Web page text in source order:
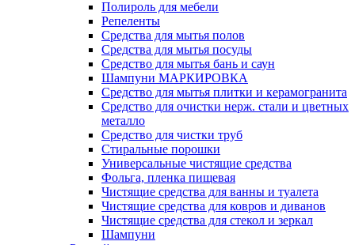
Полироль для мебели
Репеленты
Средства для мытья полов
Средства для мытья посуды
Средство для мытья бань и саун
Шампуни МАРКИРОВКА
Средство для мытья плитки и керамогранита
Средство для очистки нерж. стали и цветных
металло
Средство для чистки труб
Стиральные порошки
Универсальные чистящие средства
Фольга, пленка пищевая
Чистящие средства для ванны и туалета
Чистящие средства для ковров и диванов
Чистящие средства для стекол и зеркал
Шампуни